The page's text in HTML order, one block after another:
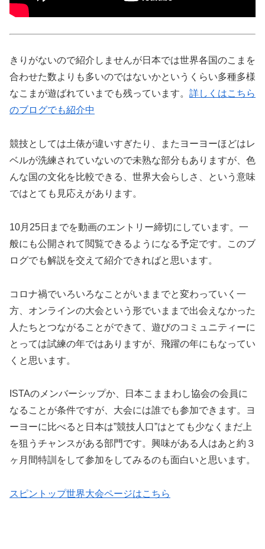
きりがないので紹介しませんが日本では世界各国のこまを
合わせた数よりも多いのではないかというくらい多種多様
なこまが遊ばれていまでも残っています。 詳しくはこちら
のブログでも紹介中
競技としては土俵が違いすぎたり、またヨーヨーほどはレ
ベルが洗練されていないので未熟な部分もありますが、色
んな国の文化を比較できる、世界大会らしさ、という意味
ではとても見応えがあります。
10月25日までを動画のエントリー締切にしています。一
般にも公開されて閲覧できるようになる予定です。このブ
ログでも解説を交えて紹介できればと思います。
コロナ禍でいろいろなことがいままでと変わっていく一
方、オンラインの大会という形でいままで出会えなかった
人たちとつながることができて、遊びのコミュニティーに
とっては試練の年ではありますが、飛躍の年にもなってい
くと思います。
ISTAのメンバーシップか、日本こままわし協会の会員に
なることが条件ですが、大会には誰でも参加できます。ヨ
ーヨーに比べると日本は”競技人口”はとても少なくまだ上
を狙うチャンスがある部門です。興味がある人はあと約３
ヶ月間特訓をして参加をしてみるのも面白いと思います。
スピントップ世界大会ページはこちら